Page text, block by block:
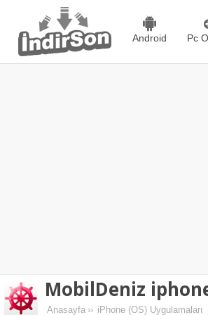
Android Pc
MobilDeniz
Anasayfa ›› iPhone (OS) Uygulamaları